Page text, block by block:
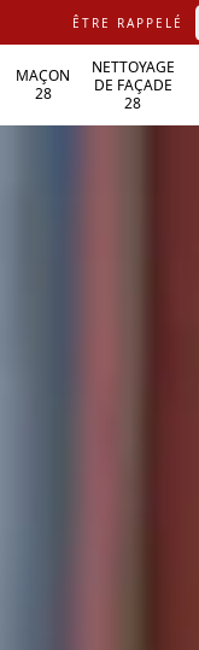
ÊTRE RAPPELÉ
MAÇON
28
NETTOYAGE
DE FAÇADE
28